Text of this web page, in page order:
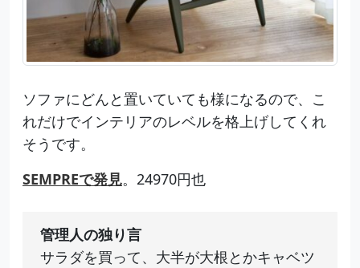
ソファにどんと置いていても様になるので、こ
れだけでインテリアのレベルを格上げしてくれ
そうです。
SEMPREで発見。24970円也
管理人の独り言
サラダを買って、大半が大根とかキャベツ